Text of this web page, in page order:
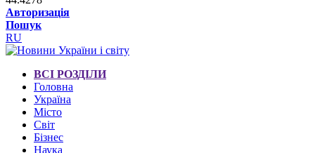
Авторизація
Пошук
RU
ВСІ РОЗДІЛИ
Головна
Україна
Місто
Світ
Бізнес
Наука